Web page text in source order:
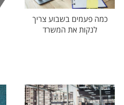
כמה פעמים בשבוע צריך
לנקות את המשרד